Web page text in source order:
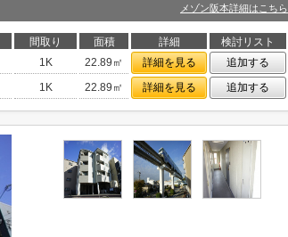
メゾン阪本詳細はこちら
間取り 面積 詳細
検討リスト
1K 22.89㎡ 詳細を見る
追加する
1K 22.89㎡ 詳細を見る 追加する